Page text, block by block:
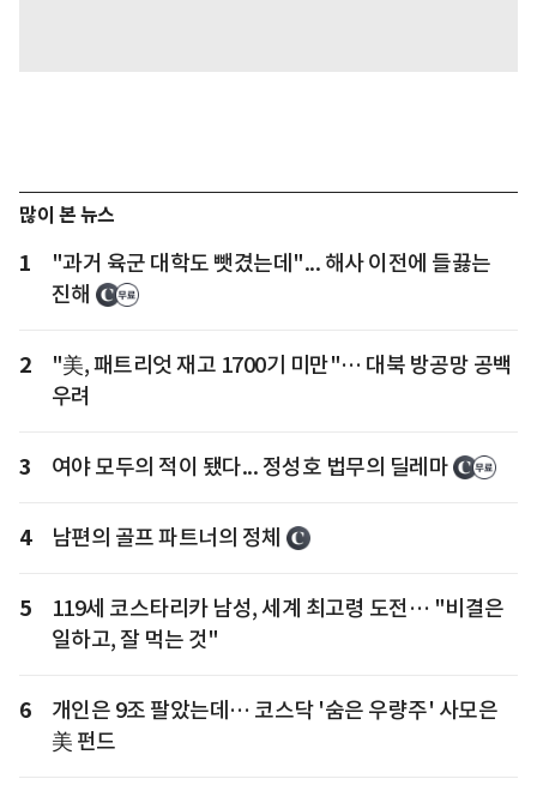
많이 본 뉴스
1
"과거 육군 대학도 뺏겼는데"... 해사 이전에 들끓는
진해
2
"美, 패트리엇 재고 1700기 미만"… 대북 방공망 공백
우려
3 여야 모두의 적이 됐다... 정성호 법무의 딜레마
4 남편의 골프 파트너의 정체
5
119세 코스타리카 남성, 세계 최고령 도전… "비결은
일하고, 잘 먹는 것"
6
개인은 9조 팔았는데… 코스닥 '숨은 우량주' 사모은
美 펀드